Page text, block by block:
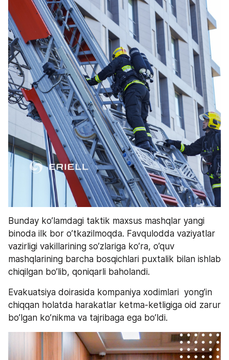
Bunday ko’lamdagi taktik maxsus mashqlar yangi
binoda ilk bor o’tkazilmoqda. Favqulodda vaziyatlar
vazirligi vakillarining so’zlariga ko’ra, o’quv
mashqlarining barcha bosqichlari puxtalik bilan ishlab
chiqilgan bo’lib, qoniqarli baholandi.
Evakuatsiya doirasida kompaniya xodimlari  yong’in
chiqqan holatda harakatlar ketma-ketligiga oid zarur
bo’lgan ko’nikma va tajribaga ega bo’ldi.